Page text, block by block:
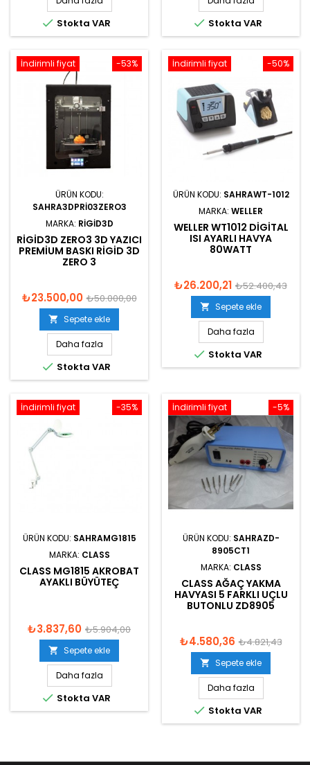
 Stokta VAR  Stokta VAR
-53%
İndirimli fiyat
ÜRÜN KODU:
SAHRA3DPRI03ZERO3
MARKA: RIGID3D
RIGID3D ZERO3 3D YAZICI
PREMIUM BASKI RIGID 3D
ZERO 3
₺23.500,00 ₺50.000,00
 Sepete ekle
Daha fazla
 Stokta VAR
-50%
İndirimli fiyat
ÜRÜN KODU: SAHRAWT-1012
MARKA: WELLER
WELLER WT1012 DIGITAL
ISI AYARLI HAVYA
80WATT
₺26.200,21 ₺52.400,43
 Sepete ekle
Daha fazla
 Stokta VAR
-35%
İndirimli fiyat
ÜRÜN KODU: SAHRAMG1815
MARKA: CLASS
CLASS MG1815 AKROBAT
AYAKLI BÜYÜTEÇ
₺3.837,60 ₺5.904,00
 Sepete ekle
Daha fazla
 Stokta VAR
-5%
İndirimli fiyat
ÜRÜN KODU: SAHRAZD-
8905CT1
MARKA: CLASS
CLASS AĞAÇ YAKMA
HAVYASI 5 FARKLI UÇLU
BUTONLU ZD8905
₺4.580,36 ₺4.821,43
 Sepete ekle
Daha fazla
 Stokta VAR